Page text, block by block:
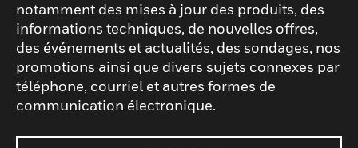
notamment des mises à jour des produits, des
informations techniques, de nouvelles offres,
des événements et actualités, des sondages, nos
promotions ainsi que divers sujets connexes par
téléphone, courriel et autres formes de
communication électronique.